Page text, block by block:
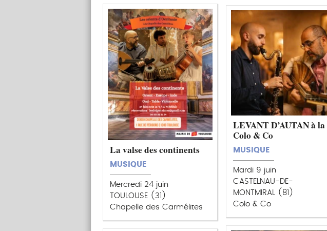
La valse des continents
MUSIQUE
Mercredi 24 juin
TOULOUSE (31)
Chapelle des Carmélites
LEVANT D’AUTAN à la
Colo & Co
MUSIQUE
Mardi 9 juin
CASTELNAU-DE-
MONTMIRAL (81)
Colo & Co